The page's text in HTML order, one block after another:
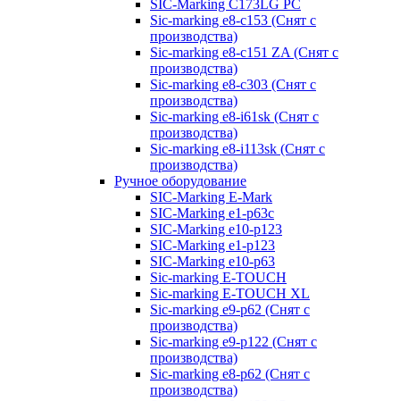
SIC-Marking C173LG PC
Sic-marking e8-c153 (Снят с
производства)
Sic-marking e8-c151 ZA (Снят с
производства)
Sic-marking e8-c303 (Снят с
производства)
Sic-marking e8-i61sk (Снят с
производства)
Sic-marking e8-i113sk (Снят с
производства)
Ручное оборудование
SIC-Marking E-Mark
SIC-Marking e1-p63с
SIC-Marking e10-p123
SIC-Marking e1-p123
SIC-Marking e10-p63
Sic-marking E-TOUCH
Sic-marking E-TOUCH XL
Sic-marking e9-p62 (Снят с
производства)
Sic-marking e9-p122 (Снят с
производства)
Sic-marking e8-p62 (Снят с
производства)